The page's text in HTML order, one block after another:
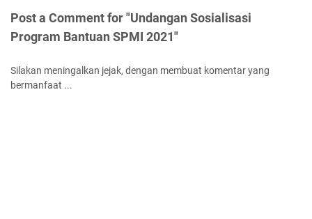
Post a Comment for "Undangan Sosialisasi
Program Bantuan SPMI 2021"
Silakan meningalkan jejak, dengan membuat komentar yang
bermanfaat ...